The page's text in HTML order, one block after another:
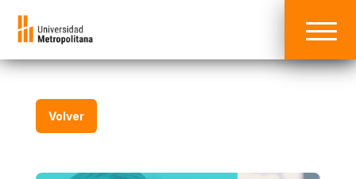
Volver